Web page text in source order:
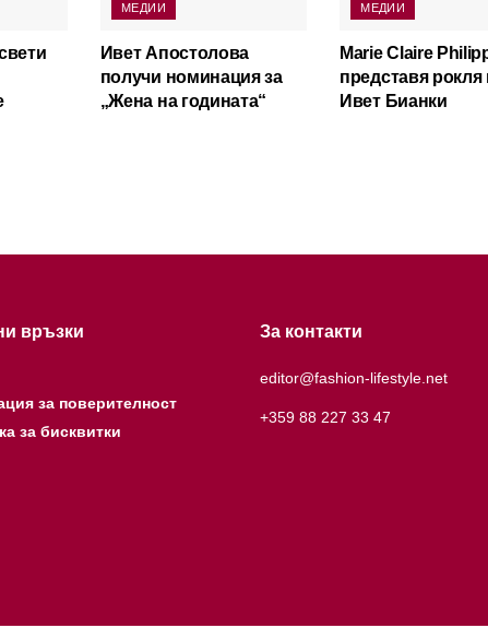
МЕДИИ
Ивет Апостолова
получи номинация за
„Жена на годината“
МЕДИИ
Marie Claire
представя рокля
Ивет Бианки
връзки
за поверителност
за бисквитки
За контакти
editor@fashion-lifestyle.net
+359 88 227 33 47